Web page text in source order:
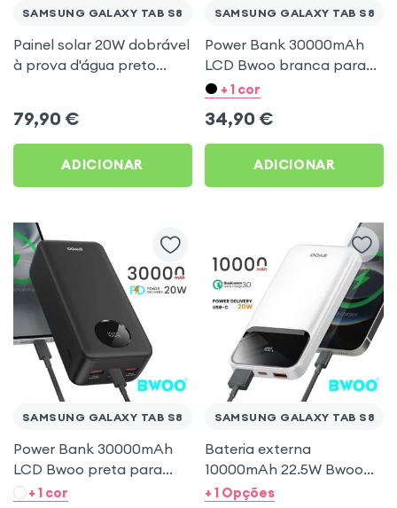
SAMSUNG GALAXY TAB S8
Painel solar 20W dobrável
à prova d'água preto
79,90 €
ADICIONAR
SAMSUNG GALAXY TAB S8
Power Bank 30000mAh
LCD Bwoo branca para
Samsung Galaxy Tab S8
+ 1 cor
34,90 €
ADICIONAR
SAMSUNG GALAXY TAB S8
Power Bank 30000mAh
LCD Bwoo preta para
Samsung Galaxy Tab S8
+ 1 cor
SAMSUNG GALAXY TAB S8
Bateria externa
10000mAh 22.5W Bwoo
Branca para Samsung
+ 1 Opções